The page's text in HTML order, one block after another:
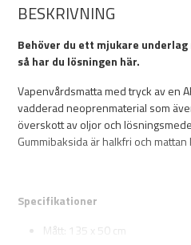
BESKRIVNING
Behöver du ett mjukare
så har du lösningen här.
Vapenvårdsmatta med tryck av en
vadderad neoprenmaterial som
överskott av oljor och
Gummibaksida är halkfri och
Specifikationer
Mått: 135 x 50 cm